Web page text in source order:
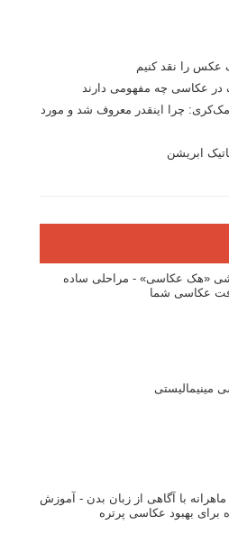
را نقد کنیم
در عکاسی چه مفهومی دارند
مک‌کری: چرا اینقدر معروف شد و مورد
ابریشن
«هک عکاسی» - مراحلی ساده
عکاسی شما
مینیمالیستی
با آگاهی از زبان بدن - آموزش